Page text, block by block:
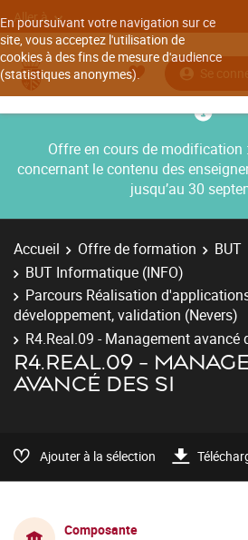
En poursuivant votre navigation sur ce
site, vous acceptez l'utilisation de
cookies à des fins de mesure d'audience
(statistiques anonymes).
Aller à
Se
Offre en cours de
concernant le contenu des
jusqu’au 30
Accueil Offre de formation
BUT
BUT Informatique (INFO)
Parcours Réalisation
développement, validation (Nevers)
R4.Real.09 - Management avancé
R4.REAL.09 -
AVANCÉ DES SI
Ajouter à la sélection
Composante